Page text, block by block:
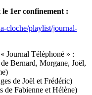
le 1er confinement :
cloche/playlist/journal-
Journal Téléphoné » :
Bernard, Morgane, Joël,
de Joël et Frédéric)
de Fabienne et Hélène)